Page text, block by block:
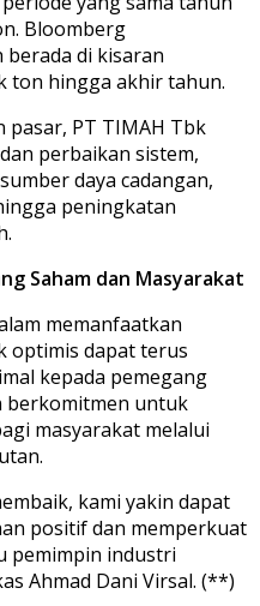
Bloomberg
di kisaran
ton hingga akhir tahun.
PT TIMAH Tbk
perbaikan sistem,
daya cadangan,
peningkatan
Saham dan Masyarakat
memanfaatkan
optimis dapat terus
kepada pemegang
berkomitmen untuk
masyarakat melalui
kami yakin dapat
positif dan memperkuat
pemimpin industri
Ahmad Dani Virsal. (**)